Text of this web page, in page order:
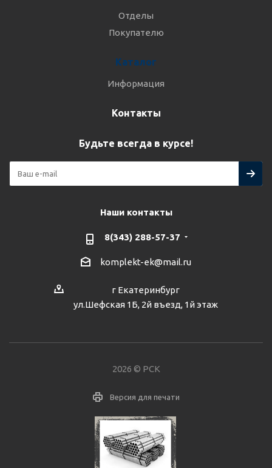
Отделы
Покупателю
Каталог
Информация
Контакты
Будьте всегда в курсе!
Наши контакты
8(343) 288-57-37
komplekt-ek@mail.ru
г Екатеринбург
ул.Шефская 1Б, 2й въезд, 1й этаж
2026 © РСК
Версия для печати